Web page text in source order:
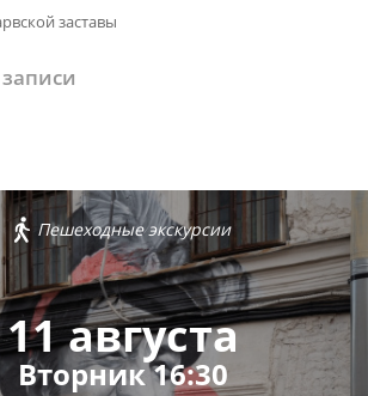
заставы
Пешеходные экскурсии
11 августа
Вторник 16:30